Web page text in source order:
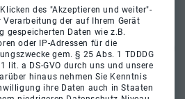
des "Akzeptieren und weiter"-
Verarbeitung der auf Ihrem Gerät
gespeicherten Daten wie z.B.
oder IP-Adressen für die
gem. § 25 Abs. 1 TDDDG
lit. a DS-GVO durch uns und unsere
hinaus nehmen Sie Kenntnis
ihre Daten auch in Staaten